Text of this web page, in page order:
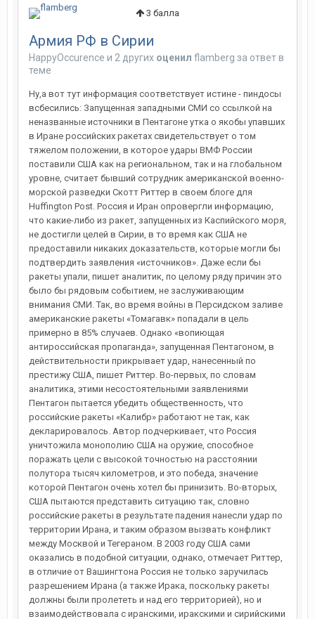
3 балла
Армия РФ в Сирии
HappyOccurence и 2 других оценил flamberg за ответ в
теме
Ну,а вот тут информация соответствует истине - пиндосы
всбесились: Запущенная западными СМИ со ссылкой на
неназванные источники в Пентагоне утка о якобы упавших
в Иране российских ракетах свидетельствует о том
тяжелом положении, в которое удары ВМФ России
поставили США как на региональном, так и на глобальном
уровне, считает бывший сотрудник американской военно-
морской разведки Скотт Риттер в своем блоге для
Huffington Post. Россия и Иран опровергли информацию,
что какие-либо из ракет, запущенных из Каспийского моря,
не достигли целей в Сирии, в то время как США не
предоставили никаких доказательств, которые могли бы
подтвердить заявления «источников». Даже если бы
ракеты упали, пишет аналитик, по целому ряду причин это
было бы рядовым событием, не заслуживающим
внимания СМИ. Так, во время войны в Персидском заливе
американские ракеты «Томагавк» попадали в цель
примерно в 85% случаев. Однако «вопиющая
антироссийская пропаганда», запущенная Пентагоном, в
действительности прикрывает удар, нанесенный по
престижу США, пишет Риттер. Во-первых, по словам
аналитика, этими несостоятельными заявлениями
Пентагон пытается убедить общественность, что
российские ракеты «Калибр» работают не так, как
декларировалось. Автор подчеркивает, что Россия
уничтожила монополию США на оружие, способное
поражать цели с высокой точностью на расстоянии
полутора тысяч километров, и это победа, значение
которой Пентагон очень хотел бы принизить. Во-вторых,
США пытаются представить ситуацию так, словно
российские ракеты в результате падения нанесли удар по
территории Ирана, и таким образом вызвать конфликт
между Москвой и Тегераном. В 2003 году США сами
оказались в подобной ситуации, однако, отмечает Риттер,
в отличие от Вашингтона Россия не только заручилась
разрешением Ирана (а также Ирака, поскольку ракеты
должны были пролететь и над его территорией), но и
взаимодействовала с иранскими, иракскими и сирийскими